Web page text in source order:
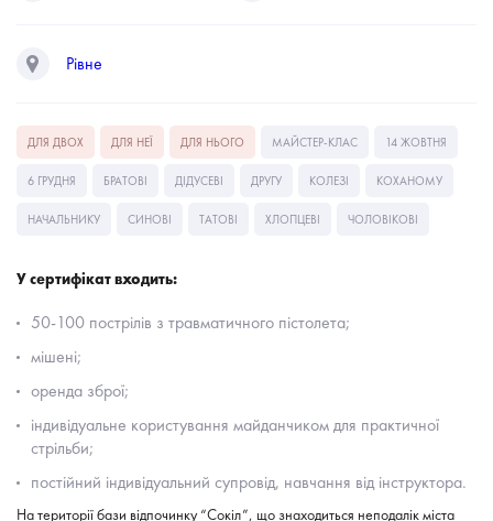
Рівне
ДЛЯ ДВОХ ДЛЯ НЕЇ ДЛЯ НЬОГО МАЙСТЕР-КЛАС 14 ЖОВТНЯ
6 ГРУДНЯ БРАТОВІ ДІДУСЕВІ ДРУГУ КОЛЕЗІ КОХАНОМУ
НАЧАЛЬНИКУ СИНОВІ ТАТОВІ ХЛОПЦЕВІ ЧОЛОВІКОВІ
У сертифікат входить:
50-100 пострілів з травматичного пістолета;
мішені;
оренда зброї;
індивідуальне користування майданчиком для практичної
стрільби;
постійний індивідуальний супровід, навчання від інструктора.
На території бази відпочинку “Сокіл”, що знаходиться неподалік міста